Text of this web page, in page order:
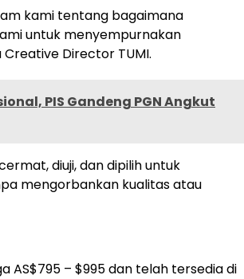
kami tentang bagaimana
untuk menyempurnakan
Director TUMI.
PIS Gandeng PGN Angkut
diuji, dan dipilih untuk
mengorbankan kualitas atau
AS$795 – $995 dan telah tersedia di